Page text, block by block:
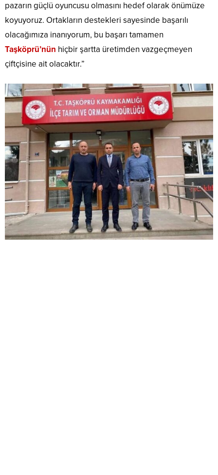
pazarın güçlü oyuncusu olmasını hedef olarak önümüze
koyuyoruz. Ortakların destekleri sayesinde başarılı
olacağımıza inanıyorum, bu başarı tamamen
Taşköprü’nün hiçbir şartta üretimden vazgeçmeyen
çiftçisine ait olacaktır.”